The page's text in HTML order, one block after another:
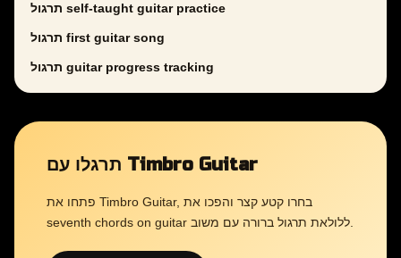
תרגול self-taught guitar practice
תרגול first guitar song
תרגול guitar progress tracking
תרגלו עם Timbro Guitar
פתחו את Timbro Guitar, בחרו קטע קצר והפכו את